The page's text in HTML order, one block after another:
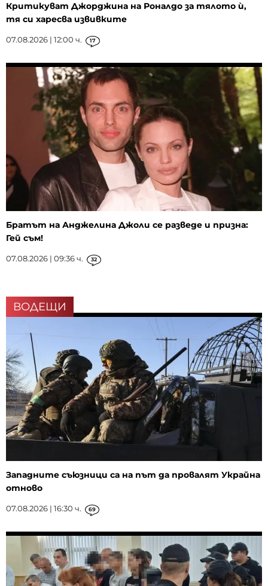
Критикуват Джорджина на Роналдо за тялото ѝ,
тя си харесва извивките
07.08.2026 | 12:00 ч. 17
Братът на Анджелина Джоли се разведе и призна:
Гей съм!
07.08.2026 | 09:36 ч. 32
ВОДЕЩИ
Западните съюзници са на път да провалят Украйна
отново
07.08.2026 | 16:30 ч. 69